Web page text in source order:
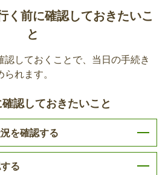
から、7日以内に死亡届の提
で亡くなった場合には、3か
す。
の支給申請
康保険に加入していた場合、
行った方（喪主の方）に対し
す。各区の市民総合窓口課ま
受付できます。
く前に確認しておきたいこ
と
しておくことで、当日の手続き
れます。
認しておきたいこと
を確認する
る